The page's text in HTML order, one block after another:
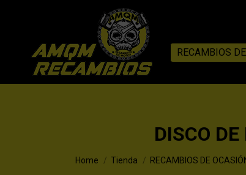
RECAMBIOS
DISCO
You are here:
Home Tienda RECAMBIOS DE